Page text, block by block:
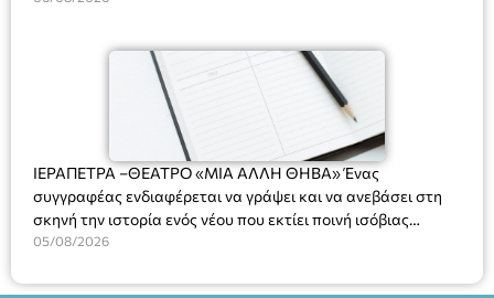
και λήψη αποφάσεων στα παρακάτω θέματα:
ΙΕΡΑΠΕΤΡΑ –ΘΕΑΤΡΟ «ΜΙΑ ΑΛΛΗ ΘΗΒΑ» Ένας
συγγραφέας ενδιαφέρεται να γράψει και να ανεβάσει στη
σκηνή την ιστορία ενός νέου που εκτίει ποινή ισόβιας
κάθειρξης για πατροκτονία. Ένα πολυβραβευμένο έργο για
ασθένεια, τον ερωτισμό. Ένα έργο αινιγματικό, συγκινητικό,
05/08/2026